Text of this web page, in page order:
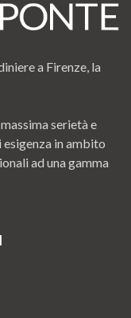
a Firenze, la
serietà e
in ambito
ad una gamma